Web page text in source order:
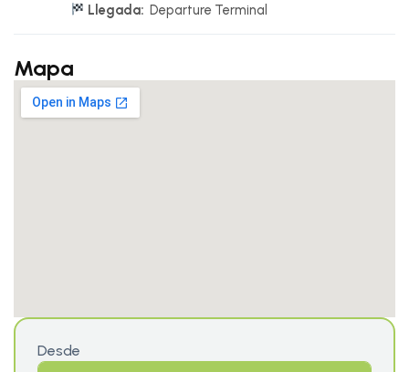
Llegada: Departure Terminal
Mapa
Desde